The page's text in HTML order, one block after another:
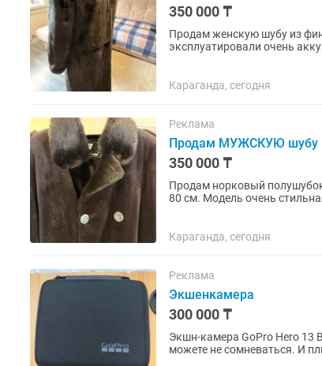
350 000 ₸
Продам женскую шубу из
эксплуатировали очень
Караганда, сегодня
Реклама
Продам МУЖСКУЮ шубу
350 000 ₸
Продам норковый
80 см. Модель очень
Караганда, сегодня
Реклама
Экшенкамера
300 000 ₸
Экшн-камера GoPro Hero 13
можете не сомневаться. И